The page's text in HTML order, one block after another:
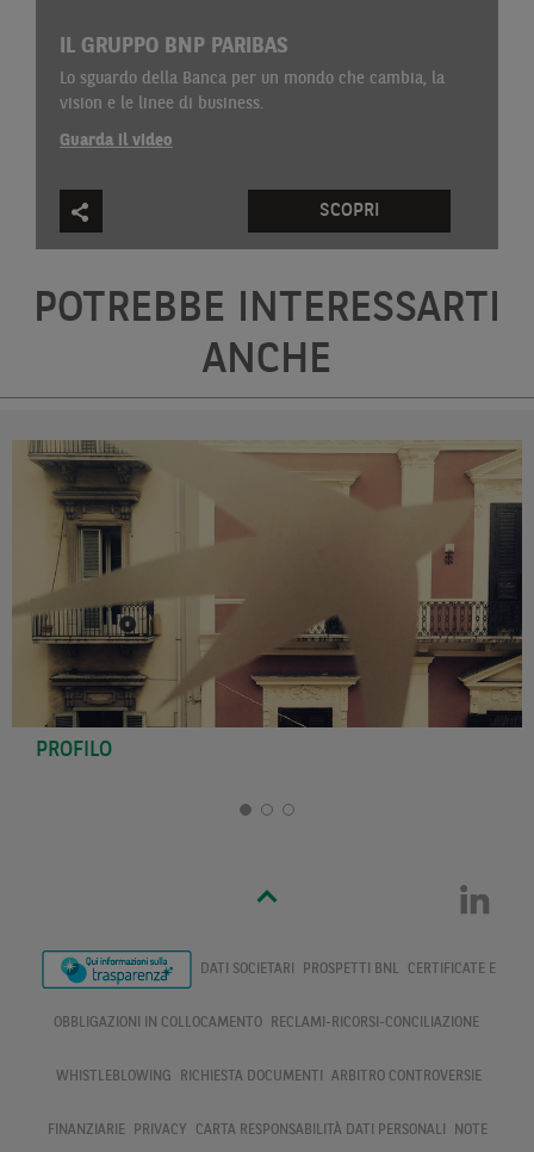
IL GRUPPO BNP PARIBAS
Lo sguardo della Banca per un mondo che cambia, la
vision e le linee di business.
Guarda il video
SCOPRI
POTREBBE INTERESSARTI
ANCHE
PROFILO
DATI SOCIETARI PROSPETTI BNL CERTIFICATE E
OBBLIGAZIONI IN COLLOCAMENTO RECLAMI-RICORSI-CONCILIAZIONE
WHISTLEBLOWING RICHIESTA DOCUMENTI ARBITRO CONTROVERSIE
FINANZIARIE PRIVACY CARTA RESPONSABILITÀ DATI PERSONALI NOTE